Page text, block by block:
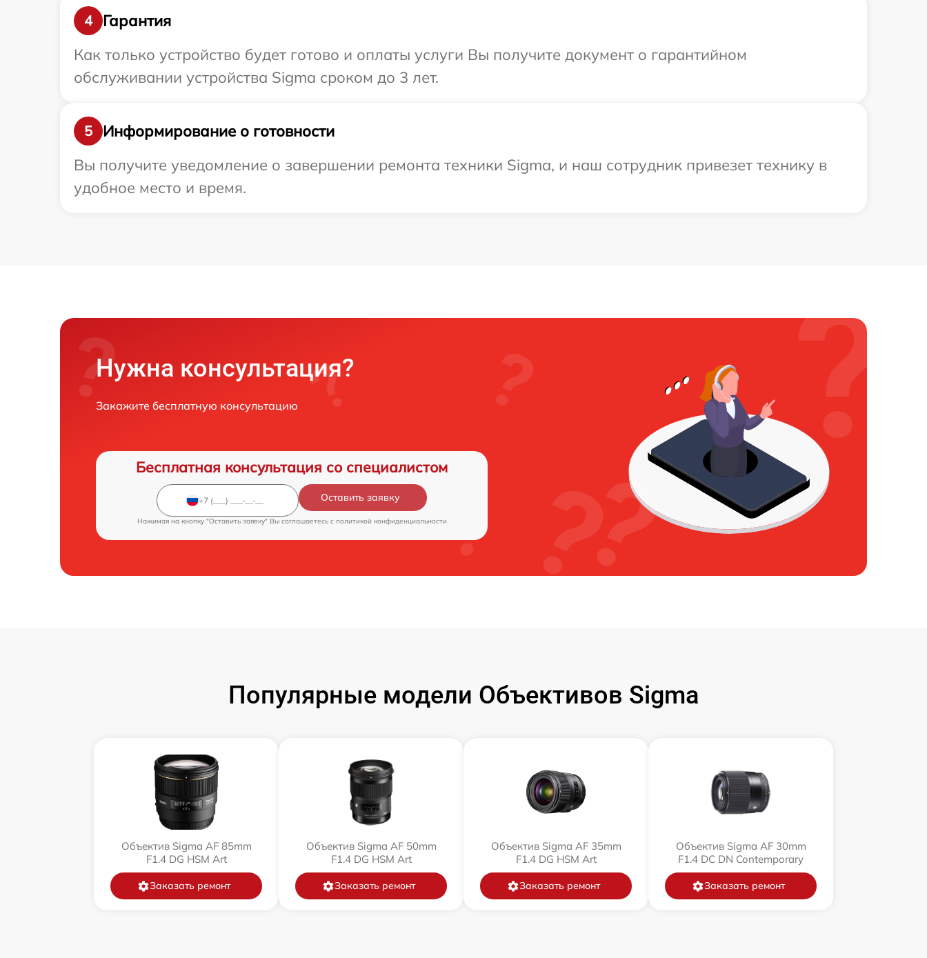
4
Гарантия
Как только устройство будет готово и оплаты услуги Вы получите документ о гарантийном
обслуживании устройства Sigma сроком до 3 лет.
5
Информирование о готовности
Вы получите уведомление о завершении ремонта техники Sigma, и наш сотрудник привезет технику в
удобное место и время.
Нужна консультация?
Закажите бесплатную консультацию
Бесплатная консультация со специалистом
Оставить заявку
Нажимая на кнопку "Оставить заявку" Вы соглашаетесь c политикой конфиденциальности
Популярные модели Объективов Sigma
Объектив Sigma AF 85mm
F1.4 DG HSM Art
Заказать ремонт
Объектив Sigma AF 50mm
F1.4 DG HSM Art
Заказать ремонт
Объектив Sigma AF 35mm
F1.4 DG HSM Art
Заказать ремонт
Объектив Sigma AF 30mm
F1.4 DC DN Contemporary
Заказать ремонт